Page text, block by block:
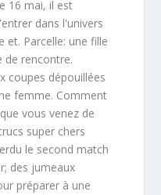
16 mai, il est
dans l'univers
et. Parcelle: une fille
de rencontre.
coupes dépouillées
femme. Comment
vous venez de
super chers
le second match
des jumeaux
préparer à une